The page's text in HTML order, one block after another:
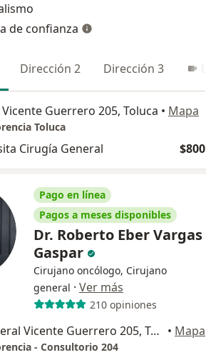
de confianza
Dirección 2 Dirección 3
Guerrero 205, Toluca • Mapa
Toluca
Cirugía General $800
Pago en línea
Pagos a meses disponibles
Dr. Roberto Eber Vargas
Gaspar
Cirujano oncólogo, Cirujano
general · Ver más
210 opiniones
Paseo General Vicente Guerrero 205, Toluca • Mapa
- Consultorio 204